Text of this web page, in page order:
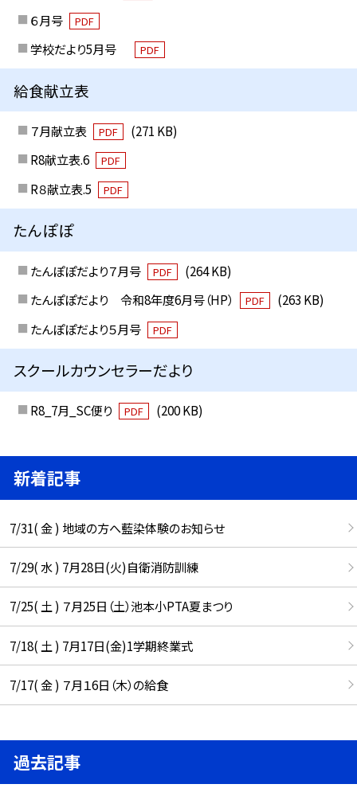
６月号
PDF
学校だより5月号 PDF
給食献立表
７月献立表 PDF
(271 KB)
R8献立表.6
PDF
R８献立表.5 PDF
たんぽぽ
たんぽぽだより７月号 PDF
(264 KB)
たんぽぽだより 令和8年度6月号（HP）
PDF
(263 KB)
たんぽぽだより５月号
PDF
スクールカウンセラーだより
R8_7月_SC便り PDF (200 KB)
新着記事
7/31( 金 ) 地域の方へ藍染体験のお知らせ
7/29( 水 ) 7月28日(火)自衛消防訓練
7/25( 土 ) ７月25日（土）池本小PTA夏まつり
7/18( 土 ) 7月17日(金)1学期終業式
7/17( 金 ) ７月１6日（木）の給食
過去記事